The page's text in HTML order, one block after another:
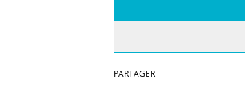
PARTAGER